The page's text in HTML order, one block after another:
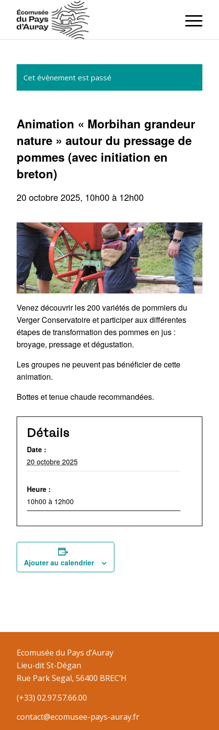
Cet évènement est passé
Animation « Morbihan grandeur
nature » autour du pressage de
pommes (avec initiation en
breton)
20 octobre 2025, 10h00à 12h00
Venez découvrir les 200 variétés de pommiers du
Verger Conservatoire et participer aux différentes
étapes de transformation des pommes en jus :
broyage, pressage et dégustation.
Les groupes ne peuvent pas bénéficier de cette
animation.
Bottes et tenue chaude recommandées.
Détails
Date :
20 octobre 2025
Heure :
10h00 à 12h00
Ajouter au calendrier
Ecomusée du Pays d’Auray
Lieu-dit St-Dégan
Rue Park Segal, 56400 BREC’H
(+33) 02.97.57.66.00
contact@ecomusee-pays-auray.fr